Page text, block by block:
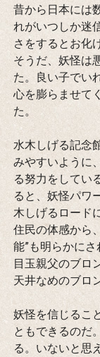
昔から日本には
れがいつしか迷
さをするとお化
そうだ、妖怪は
た。良い子でい
心を膨らませて
た。
水木しげる記念
みやすいように
る努力をしてい
ると、妖怪パワ
木しげるロード
住民の体感から
能”も明らかに
目玉親父のブロ
天井なめのブロ
妖怪を信じるこ
ともできるのだ
る。いないと思